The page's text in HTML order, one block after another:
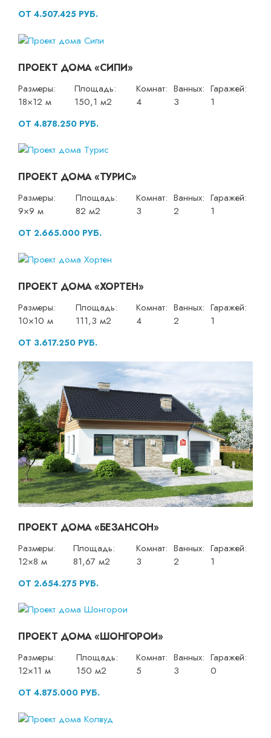
ОТ 4.507.425 РУБ.
ПРОЕКТ ДОМА «СИПИ»
Размеры:
18×12 м
Площадь:
150,1 м2
Комнат:
4
Ванных:
3
Гаражей:
1
ОТ 4.878.250 РУБ.
ПРОЕКТ ДОМА «ТУРИС»
Размеры:
9×9 м
Площадь:
82 м2
Комнат:
3
Ванных:
2
Гаражей:
1
ОТ 2.665.000 РУБ.
ПРОЕКТ ДОМА «ХОРТЕН»
Размеры:
10×10 м
Площадь:
111,3 м2
Комнат:
4
Ванных:
2
Гаражей:
1
ОТ 3.617.250 РУБ.
ПРОЕКТ ДОМА «БЕЗАНСОН»
Размеры:
12×8 м
Площадь:
81,67 м2
Комнат:
3
Ванных:
2
Гаражей:
1
ОТ 2.654.275 РУБ.
ПРОЕКТ ДОМА «ШОНГОРОИ»
Размеры:
12×11 м
Площадь:
150 м2
Комнат:
5
Ванных:
3
Гаражей:
0
ОТ 4.875.000 РУБ.